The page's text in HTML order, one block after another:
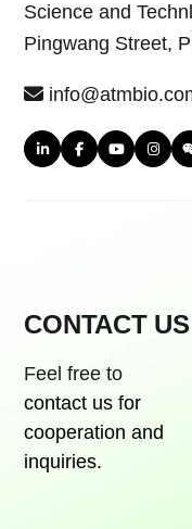
Science and
Pingwang Street,
CONTACT US
Feel free to
contact us for
cooperation and
inquiries.